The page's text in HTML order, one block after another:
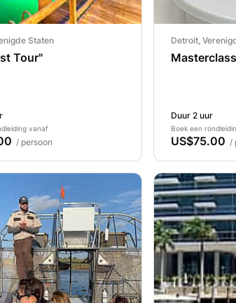
Staten
Tour"
vanaf
/ persoon
Detroit,
Duur 2 uur
Boek een
US$75.00 /